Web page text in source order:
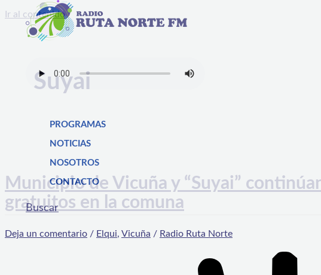
Ir al contenido
PROGRAMAS
NOTICIAS
NOSOTROS
CONTACTO
Buscar
Suyai
Municipio de Vicuña y “Suyai”
gratuitos en la comuna
Deja un comentario / Elqui, Vicuña / Radio Ruta Norte